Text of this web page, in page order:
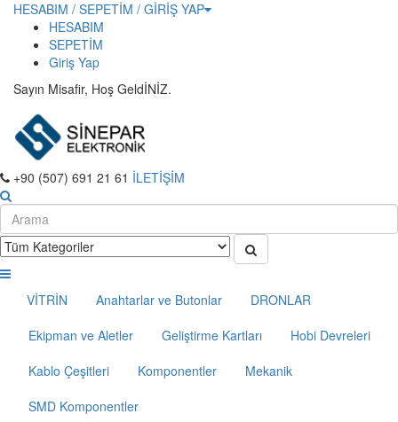
HESABIM / SEPETİM / GİRİŞ YAP
HESABIM
SEPETİM
Giriş Yap
Sayın Misafir, Hoş GeldİNİZ.
+90 (507) 691 21 61 İLETİŞİM
VİTRİN Anahtarlar ve Butonlar
DRONLAR
Ekipman ve Aletler
Geliştirme Kartları
Hobi Devreleri
Kablo Çeşitleri
Komponentler
Mekanik
SMD Komponentler